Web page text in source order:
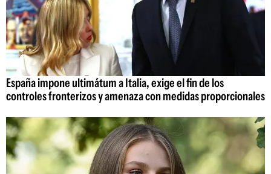
España impone ultimátum a Italia, exige el fin de los
controles fronterizos y amenaza con medidas proporcionales